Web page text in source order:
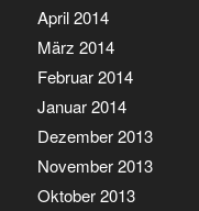
April 2014
März 2014
Februar 2014
Januar 2014
Dezember 2013
November 2013
Oktober 2013